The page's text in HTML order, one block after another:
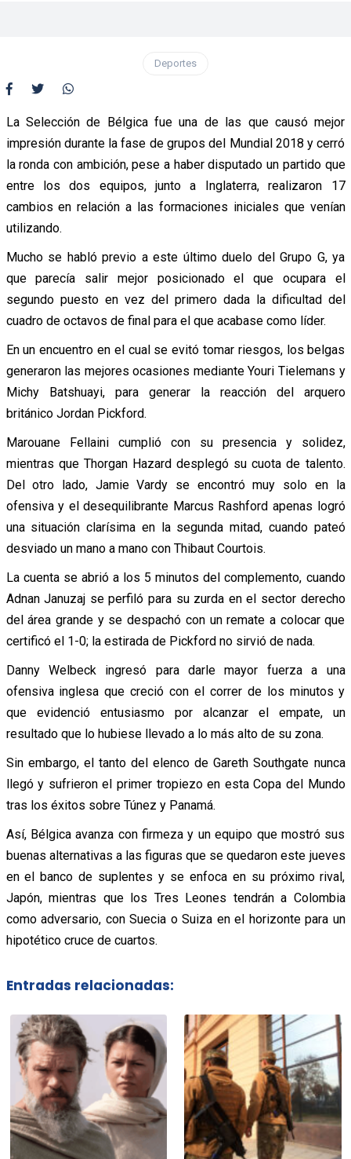
Deportes
La Selección de Bélgica fue una de las que causó mejor
impresión durante la fase de grupos del Mundial 2018 y cerró
la ronda con ambición, pese a haber disputado un partido que
entre los dos equipos, junto a Inglaterra, realizaron 17
cambios en relación a las formaciones iniciales que venían
utilizando.
Mucho se habló previo a este último duelo del Grupo G, ya
que parecía salir mejor posicionado el que ocupara el
segundo puesto en vez del primero dada la dificultad del
cuadro de octavos de final para el que acabase como líder.
En un encuentro en el cual se evitó tomar riesgos, los belgas
generaron las mejores ocasiones mediante Youri Tielemans y
Michy Batshuayi, para generar la reacción del arquero
británico Jordan Pickford.
Marouane Fellaini cumplió con su presencia y solidez,
mientras que Thorgan Hazard desplegó su cuota de talento.
Del otro lado, Jamie Vardy se encontró muy solo en la
ofensiva y el desequilibrante Marcus Rashford apenas logró
una situación clarísima en la segunda mitad, cuando pateó
desviado un mano a mano con Thibaut Courtois.
La cuenta se abrió a los 5 minutos del complemento, cuando
Adnan Januzaj se perfiló para su zurda en el sector derecho
del área grande y se despachó con un remate a colocar que
certificó el 1-0; la estirada de Pickford no sirvió de nada.
Danny Welbeck ingresó para darle mayor fuerza a una
ofensiva inglesa que creció con el correr de los minutos y
que evidenció entusiasmo por alcanzar el empate, un
resultado que lo hubiese llevado a lo más alto de su zona.
Sin embargo, el tanto del elenco de Gareth Southgate nunca
llegó y sufrieron el primer tropiezo en esta Copa del Mundo
tras los éxitos sobre Túnez y Panamá.
Así, Bélgica avanza con firmeza y un equipo que mostró sus
buenas alternativas a las figuras que se quedaron este jueves
en el banco de suplentes y se enfoca en su próximo rival,
Japón, mientras que los Tres Leones tendrán a Colombia
como adversario, con Suecia o Suiza en el horizonte para un
hipotético cruce de cuartos.
Entradas relacionadas: